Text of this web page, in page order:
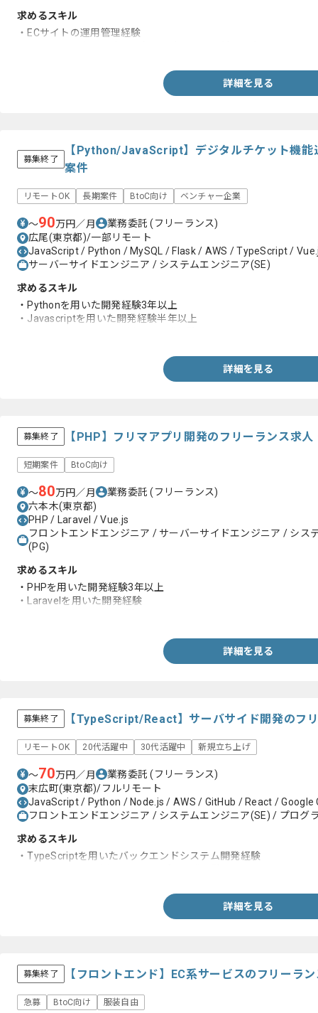
求めるスキル
・ECサイトの運用管理経験
詳細を見る
募集終了
【Python/JavaScript】デジタルチケット機能
案件
リモートOK 長期案件 BtoC向け ベンチャー企業
〜90万円／月 業務委託(フリーランス)
広尾(東京都)/一部リモート
JavaScript / Python / MySQL / Flask / AWS / TypeScript /
サーバーサイドエンジニア / システムエンジニア(SE)
求めるスキル
・Pythonを用いた開発経験3年以上
・Javascriptを用いた開発経験半年以上
詳細を見る
募集終了 【PHP】フリマアプリ開発のフリーランス求人
短期案件 BtoC向け
〜80万円／月 業務委託(フリーランス)
六本木(東京都)
PHP / Laravel / Vue.js
フロントエンドエンジニア / サーバーサイドエンジニア / シス
(PG)
求めるスキル
・PHPを用いた開発経験3年以上
・Laravelを用いた開発経験
詳細を見る
募集終了 【TypeScript/React】サーバサイド開発のフ
リモートOK 20代活躍中 30代活躍中 新規立ち上げ
〜70万円／月 業務委託(フリーランス)
末広町(東京都)/フルリモート
JavaScript / Python / Node.js / AWS / GitHub / React /
フロントエンドエンジニア / システムエンジニア(SE) / プログ
求めるスキル
・TypeScriptを用いたバックエンドシステム開発経験
詳細を見る
募集終了 【フロントエンド】EC系サービスのフリーラ
急募 BtoC向け 服装自由